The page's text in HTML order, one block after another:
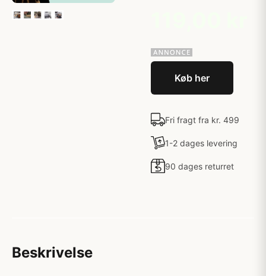
Køb her
Fri fragt fra kr. 499
1-2 dages levering
90 dages returret
Beskrivelse